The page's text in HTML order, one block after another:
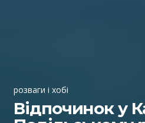
розваги і хобі
Відпочинок у